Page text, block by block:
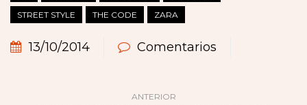
STREET STYLE THE CODE ZARA
13/10/2014 Comentarios
ANTERIOR